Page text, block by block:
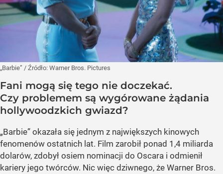
„Barbie” / Źródło: Warner Bros. Pictures
Fani mogą się tego nie doczekać.
Czy problemem są wygórowane żądania
hollywoodzkich gwiazd?
„Barbie” okazała się jednym z największych kinowych
fenomenów ostatnich lat. Film zarobił ponad 1,4 miliarda
dolarów, zdobył osiem nominacji do Oscara i odmienił
kariery jego twórców. Nic więc dziwnego, że Warner Bros.